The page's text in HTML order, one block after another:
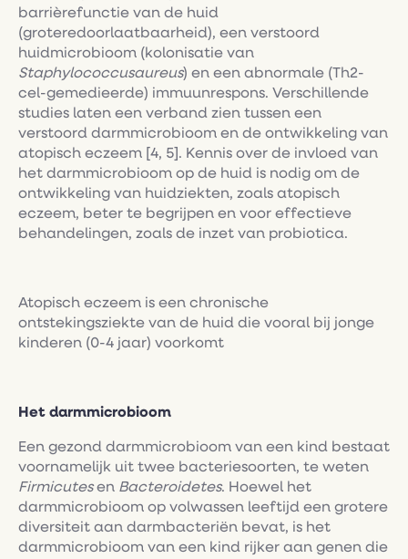
barrièrefunctie van de huid
(groteredoorlaatbaarheid), een verstoord
huidmicrobioom (kolonisatie van
Staphylococcusaureus) en een abnormale (Th2-
cel-gemedieerde) immuunrespons. Verschillende
studies laten een verband zien tussen een
verstoord darmmicrobioom en de ontwikkeling van
atopisch eczeem [4, 5]. Kennis over de invloed van
het darmmicrobioom op de huid is nodig om de
ontwikkeling van huidziekten, zoals atopisch
eczeem, beter te begrijpen en voor effectieve
behandelingen, zoals de inzet van probiotica.
Atopisch eczeem is een chronische
ontstekingsziekte van de huid die vooral bij jonge
kinderen (0-4 jaar) voorkomt
Het darmmicrobioom
Een gezond darmmicrobioom van een kind bestaat
voornamelijk uit twee bacteriesoorten, te weten
Firmicutesen Bacteroidetes. Hoewel het
darmmicrobioom op volwassen leeftijd een grotere
diversiteit aan darmbacteriën bevat, is het
darmmicrobioom van een kind rijker aan genen die